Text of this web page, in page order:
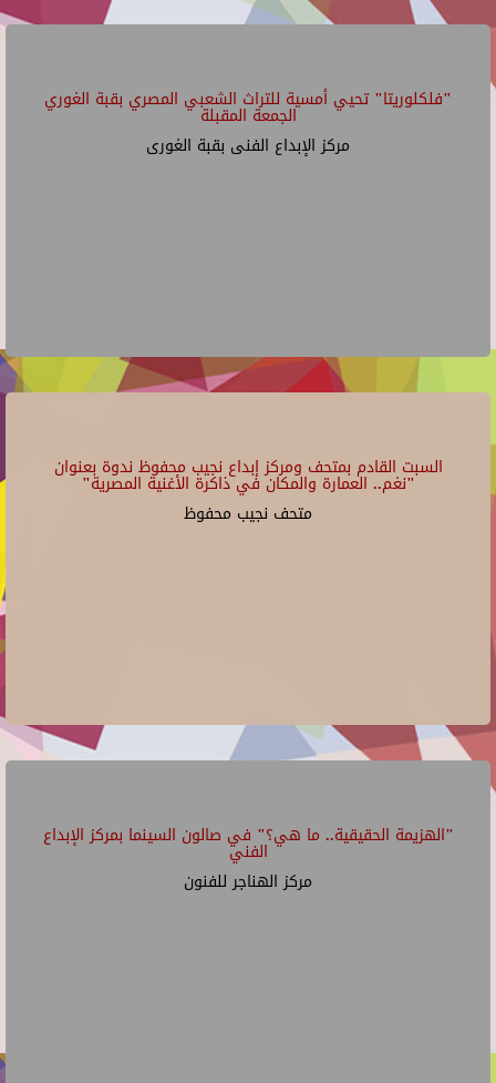
"فلكلوريتا" تحيي أمسية للتراث الشعبي المصري بقبة الغوري
الجمعة المقبلة
مركز الإبداع الفنى بقبة الغورى
السبت القادم بمتحف ومركز إبداع نجيب محفوظ ندوة بعنوان
"نغم.. العمارة والمكان في ذاكرة الأغنية المصرية"
متحف نجيب محفوظ
"الهزيمة الحقيقية.. ما هي؟" في صالون السينما بمركز الإبداع
الفني
مركز الهناجر للفنون